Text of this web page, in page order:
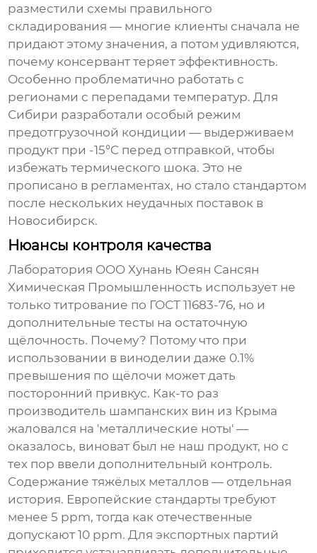
разместили схемы правильного
складирования — многие клиенты сначала не
придают этому значения, а потом удивляются,
почему консервант теряет эффективность.
Особенно проблематично работать с
регионами с перепадами температур. Для
Сибири разработали особый режим
предотгрузочной кондиции — выдерживаем
продукт при -15°C перед отправкой, чтобы
избежать термического шока. Это не
прописано в регламентах, но стало стандартом
после нескольких неудачных поставок в
Новосибирск.
Нюансы контроля качества
Лаборатория OOO Хунань Юеян Сансян
Химическая Промышленность использует не
только титрование по ГОСТ 11683-76, но и
дополнительные тесты на остаточную
щёлочность. Почему? Потому что при
использовании в виноделии даже 0.1%
превышения по щёлочи может дать
посторонний привкус. Как-то раз
производитель шампанских вин из Крыма
жаловался на 'металлические ноты' —
оказалось, виноват был не наш продукт, но с
тех пор ввели дополнительный контроль.
Содержание тяжёлых металлов — отдельная
история. Европейские стандарты требуют
менее 5 ppm, тогда как отечественные
допускают 10 ppm. Для экспортных партий